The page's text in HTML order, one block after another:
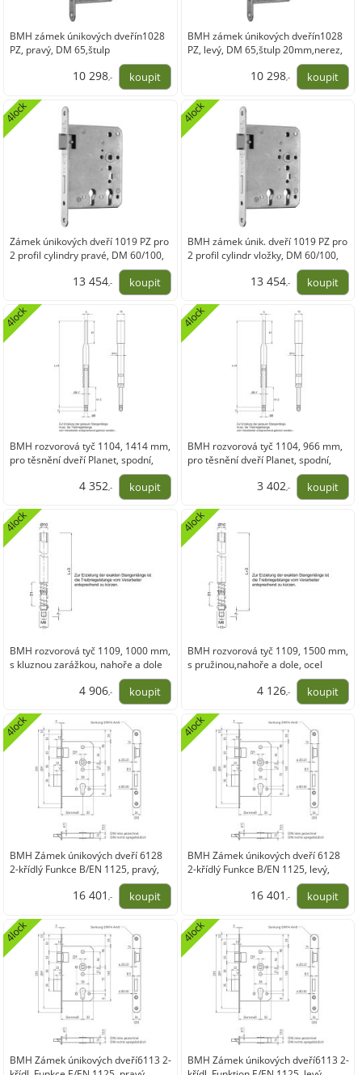
BMH zámek únikových dveřín1028
PZ, pravý, DM 65,štulp
10 298,-
BMH zámek únikových dveřín1028
PZ, levý, DM 65,štulp 20mm,nerez,
10 298,-
Zámek únikových dveří 1019 PZ pro
2 profil cylindry pravé, DM 60/100,
4lock
13 454,-
BMH zámek únik. dveří 1019 PZ pro
2 profil cylindr vložky, DM 60/100,
4lock
13 454,-
BMH rozvorová tyč 1104, 1414 mm,
pro těsnění dveří Planet, spodní,
4lock
4 352 ,-
BMH rozvorová tyč 1104, 966 mm,
pro těsnění dveří Planet, spodní,
4lock
3 402 ,-
BMH rozvorová tyč 1109, 1000 mm,
s kluznou zarážkou, nahoře a dole
4lock
4 906,-
BMH rozvorová tyč 1109, 1500 mm,
s pružinou,nahoře a dole, ocel
4lock
4 126,-
BMH Zámek únikových dveří 6128
2-křídlý Funkce B/EN 1125, pravý,
4lock
16 401,-
BMH Zámek únikových dveří 6128
2-křídlý Funkce B/EN 1125, levý,
4lock
16 401 ,-
BMH Zámek únikových dveří6113 2-
4lock
BMH Zámek únikových dveří6113 2-
4lock